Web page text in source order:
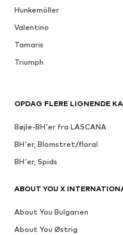
Hunkemöller
Valentino
Tamaris
Triumph
OPDAG FLERE LIGNENDE
Bøjle-BH'er fra LASCANA
BH'er, Blomstret/floral
BH'er, Spids
ABOUT YOU X
About You Bulgarien
About You Østrig